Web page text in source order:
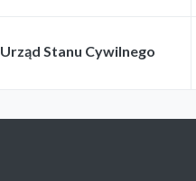
Urząd Stanu Cywilnego